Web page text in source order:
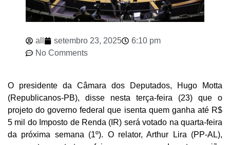
all setembro 23, 2025
6:10 pm
No Comments
O presidente da Câmara dos Deputados, Hugo Motta
(Republicanos-PB), disse nesta terça-feira (23) que o
projeto do governo federal que isenta quem ganha até R$
5 mil do Imposto de Renda (IR) será votado na quarta-feira
da próxima semana (1º). O relator, Arthur Lira (PP-AL),